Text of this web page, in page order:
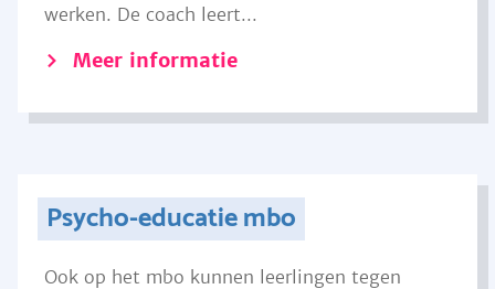
werken. De coach leert...
Meer informatie
Psycho-educatie mbo
Ook op het mbo kunnen leerlingen tegen